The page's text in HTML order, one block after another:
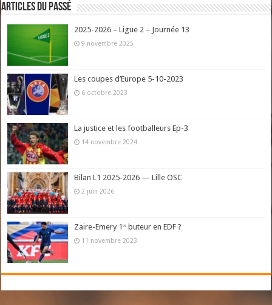
Articles du passé
2025-2026 – Ligue 2 – Journée 13
9 novembre 2025
Les coupes d’Europe 5-10-2023
6 octobre 2023
La justice et les footballeurs Ep-3
14 novembre 2024
Bilan L1 2025-2026 — Lille OSC
2 juin 2026
Zaire-Emery 1ᵉʳ buteur en EDF ?
11 novembre 2023